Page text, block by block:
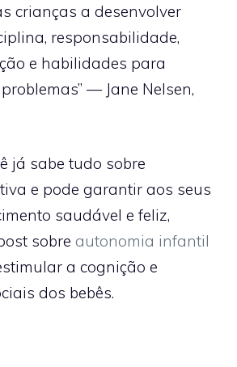
crianças a desenvolver
responsabilidade,
e habilidades para
— Jane Nelsen,
já sabe tudo sobre
e pode garantir aos seus
saudável e feliz,
sobre autonomia infantil
a cognição e
dos bebês.